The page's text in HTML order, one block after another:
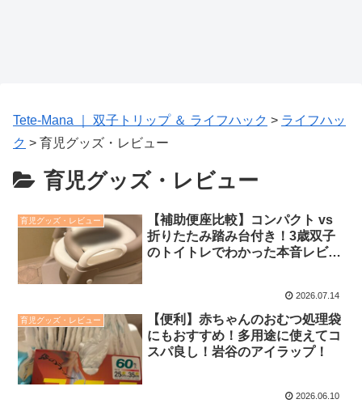
Tete-Mana ｜ 双子トリップ ＆ ライフハック > ライフハッ
ク > 育児グッズ・レビュー
育児グッズ・レビュー
育児グッズ・レビュー
【補助便座比較】コンパクト vs
折りたたみ踏み台付き！3歳双子
のトイトレでわかった本音レビュ
2026.07.14
育児グッズ・レビュー
【便利】赤ちゃんのおむつ処理袋
にもおすすめ！多用途に使えてコ
スパ良し！岩谷のアイラップ！
2026.06.10